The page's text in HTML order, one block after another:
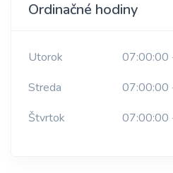
Ordinačné hodiny
Utorok
07:00:00
Streda
07:00:00
Štvrtok
07:00:00